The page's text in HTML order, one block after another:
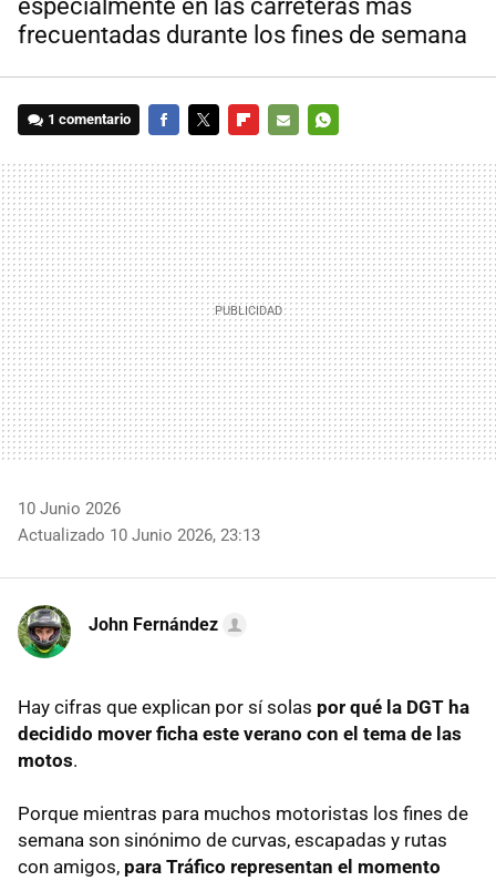
especialmente en las carreteras más
frecuentadas durante los fines de semana
1 comentario
MAIL
10 Junio 2026
Actualizado 10 Junio 2026, 23:13
John Fernández
Hay cifras que explican por sí solas por qué la DGT ha
decidido mover ficha este verano con el tema de las
motos.
Porque mientras para muchos motoristas los fines de
semana son sinónimo de curvas, escapadas y rutas
con amigos, para Tráfico representan el momento